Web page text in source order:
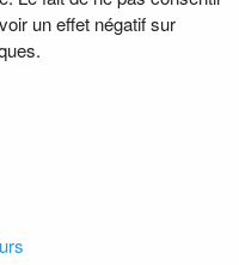
un effet négatif sur